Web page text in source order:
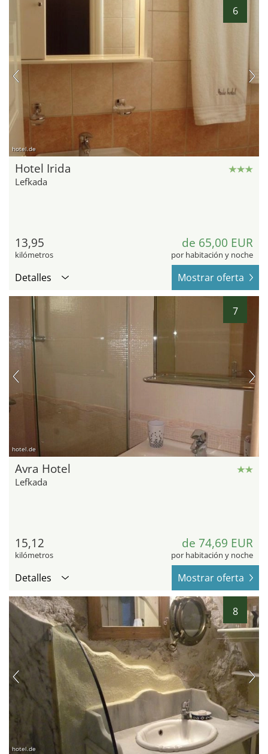
6
hotel.de
Hotel Irida
Lefkada
13,95
kilómetros
de 65,00 EUR
por habitación y noche
Detalles Mostrar oferta
7
hotel.de
Avra Hotel
Lefkada
15,12
kilómetros
de 74,69 EUR
por habitación y noche
Detalles Mostrar oferta
8
hotel.de